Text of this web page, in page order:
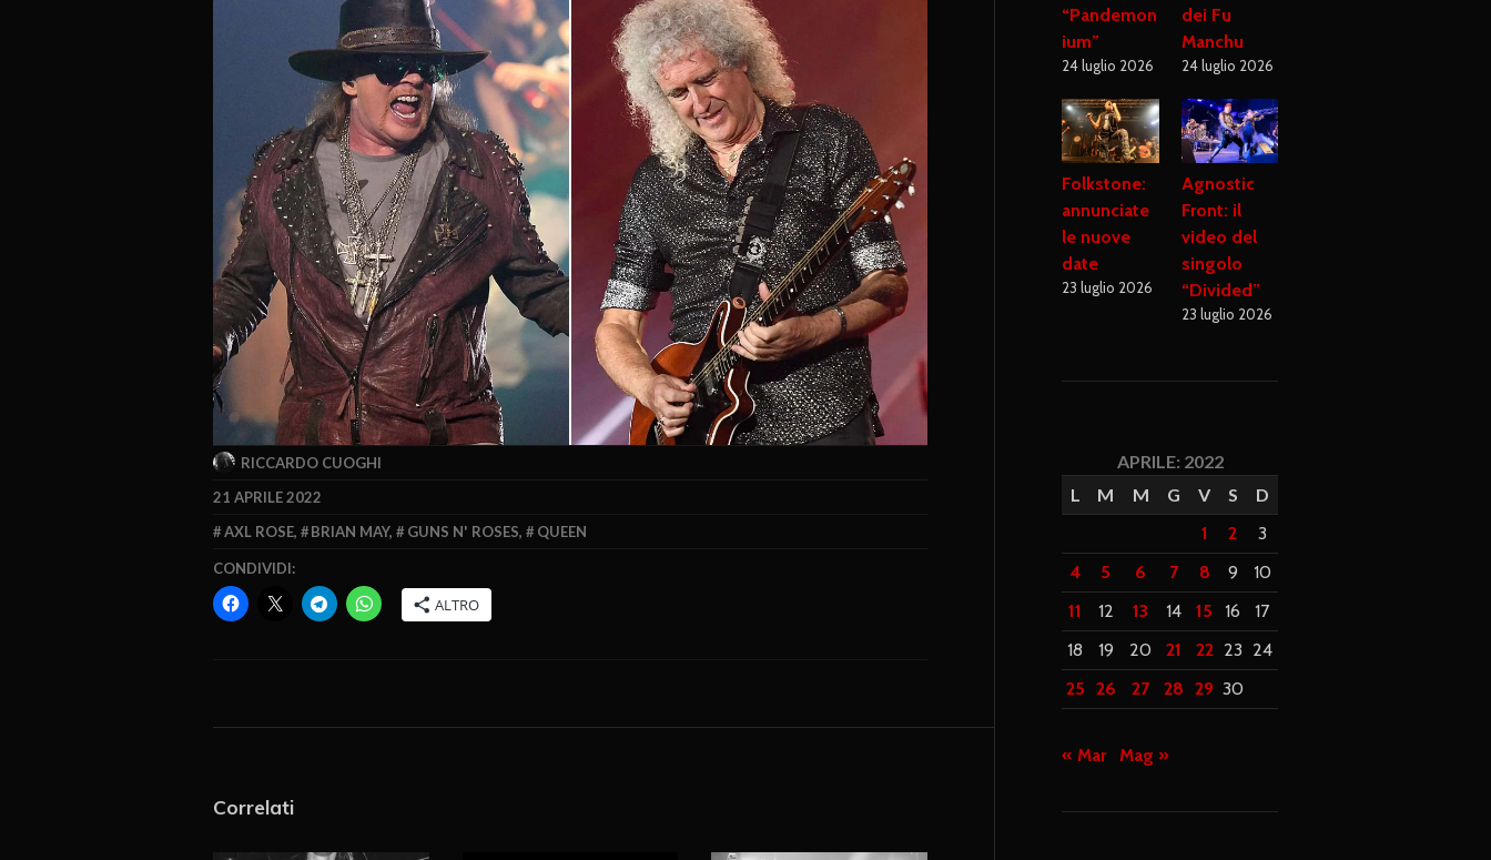
RICCARDO CUOGHI
21 APRILE 2022
AXL ROSE, BRIAN MAY, GUNS N' ROSES, QUEEN
CONDIVIDI:
ALTRO
Correlati
“Pandemon
ium”
24 luglio 2026
dei Fu
Manchu
24 luglio 2026
Folkstone:
annunciate
le nuove
date
23 luglio 2026
Agnostic
Front: il
video del
singolo
“Divided”
23 luglio 2026
APRILE: 2022
L
M M G V S
D
1
2
3
4
5 6 7 8 9
10
11
12 13 14 15 16
17
18
19 20 21 22 23 24
25 26 27 28 29 30
« Mar Mag »